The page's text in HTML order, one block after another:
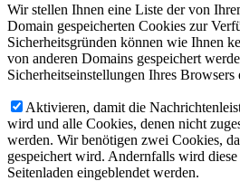
Wir stellen Ihnen eine Liste der von
Domain gespeicherten Cookies zur
Sicherheitsgründen können wie Ihnen
von anderen Domains gespeichert
Sicherheitseinstellungen Ihres Browsers
Aktivieren, damit die
wird und alle Cookies, denen nicht
werden. Wir benötigen zwei Cookies,
gespeichert wird. Andernfalls wird
Seitenladen eingeblendet werden.